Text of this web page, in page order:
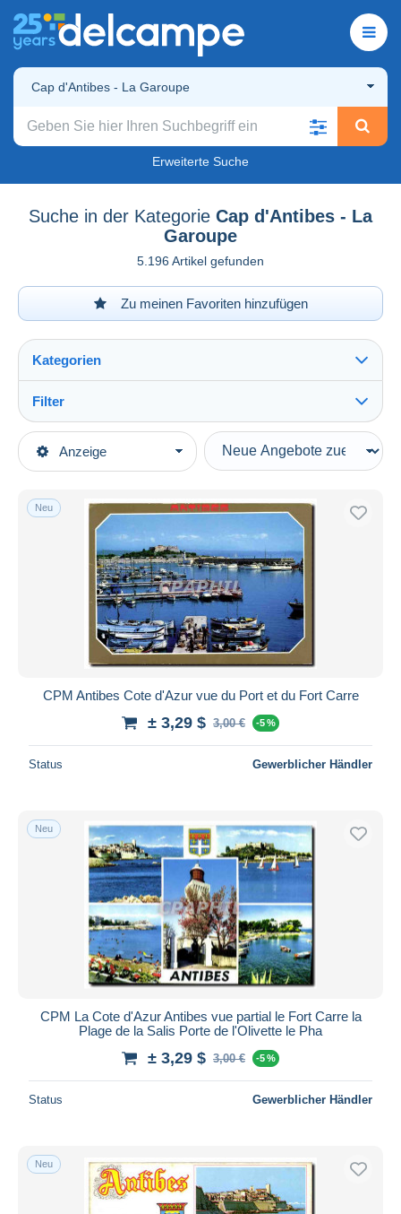
Cap d'Antibes - La Garoupe
Erweiterte Suche
Suche in der Kategorie Cap d'Antibes - La
Garoupe
5.196 Artikel gefunden
Zu meinen Favoriten hinzufügen
Anzeige
Kategorien
Hauptkategorien
Europa
Frankreich
[06] Alpes Maritimes
Cap d'Antibes - La Garoupe
Filter
Art der Verkäufe
Laufende Angebote
Auktionen mit Geboten
Auktionen ohne Gebote
Auktionshäuser
Verkauft
Alle Laufzeiten
Preis
Nur ermäßigt
Kostenloser Versand
Zahlungsmethoden
PayPal
Banküberweisung
Visa
Mastercard
iDeal
Wohnsitz des Verkäufers
Neu
CPM Antibes Cote d'Azur vue du Port et du Fort Carre
± 3,29 $ 3,00 € -5 %
Status Gewerblicher Händler
Neu
CPM La Cote d'Azur Antibes vue partial le Fort Carre la
Plage de la Salis Porte de l'Olivette le Pha
± 3,29 $ 3,00 € -5 %
Status Gewerblicher Händler
Neu